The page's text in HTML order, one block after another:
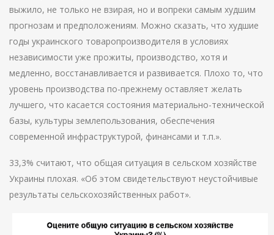
выжило, не только не взирая, но и вопреки самым худшим
прогнозам и предположениям. Можно сказать, что худшие
годы украинского товаропроизводителя в условиях
независимости уже прожиты, производство, хотя и
медленно, восстанавливается и развивается. Плохо то, что
уровень производства по-прежнему оставляет желать
лучшего, что касается состояния материально-технической
базы, культуры землепользования, обеспечения
современной инфраструктурой, финансами и т.п.».
33,3% считают, что общая ситуация в сельском хозяйстве
Украины плохая. «Об этом свидетельствуют неустойчивые
результаты сельскохозяйственных работ».